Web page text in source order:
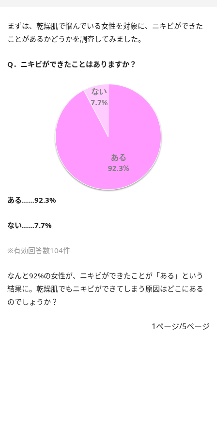
まずは、乾燥肌で悩んでいる女性を対象に、ニキビができた
ことがあるかどうかを調査してみました。
Q．ニキビができたことはありますか？
ある……92.3%
ない……7.7%
※有効回答数104件
なんと92%の女性が、ニキビができたことが「ある」という
結果に。乾燥肌でもニキビができてしまう原因はどこにある
のでしょうか？
1ページ/5ページ